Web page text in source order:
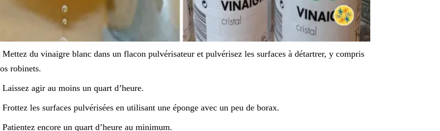
Mettez du vinaigre blanc dans un flacon pulvérisateur et pulvérisez les surfaces à détartrer, y compris
robinets.
Laissez agir au moins un quart d’heure.
Frottez les surfaces pulvérisées en utilisant une éponge avec un peu de borax.
Patientez encore un quart d’heure au minimum.